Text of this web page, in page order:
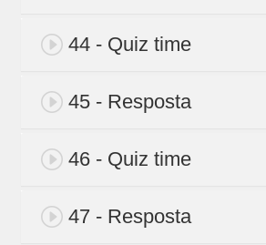
44 - Quiz time
45 - Resposta
46 - Quiz time
47 - Resposta